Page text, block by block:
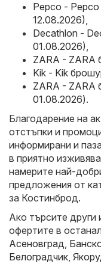
Pepco -
12.08.2026),
Decathlon -
01.08.2026),
ZARA - ZARA
Kik - Kik
ZARA - ZARA
01.08.2026).
Благодарение на
отстъпки и
информирани и
в приятно
намерите най-
предложения от
за Костинброд.
Ако търсите
офертите в
Асеновград,
Белоградчик,